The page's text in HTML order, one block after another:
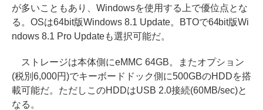
が多いこともあり、Windowsを使用する上で優位点とな
る。OSは64bit版Windows 8.1 Update。BTOで64bit版Wi
ndows 8.1 Pro Updateも選択可能だ。
ストレージは本体側にeMMC 64GB。またオプション
(税別6,000円)でキーボードドック側に500GBのHDDを搭
載可能だ。ただしこのHDDはUSB 2.0接続(60MB/sec)と
なる。